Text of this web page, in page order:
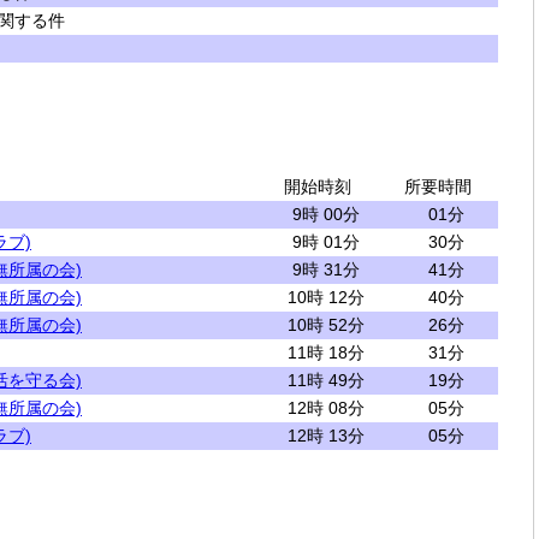
する件
開始時刻
所要時間
9時 00分
01分
ブ)
9時 01分
30分
所属の会)
9時 31分
41分
所属の会)
10時 12分
40分
所属の会)
10時 52分
26分
11時 18分
31分
を守る会)
11時 49分
19分
所属の会)
12時 08分
05分
ブ)
12時 13分 05分